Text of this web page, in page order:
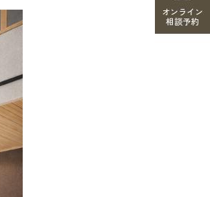
オンライン
相談予約